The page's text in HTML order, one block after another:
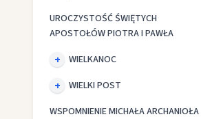
UROCZYSTOŚĆ ŚWIĘTYCH
APOSTOŁÓW PIOTRA I PAWŁA
WIELKANOC
WIELKI POST
WSPOMNIENIE MICHAŁA ARCHANIOŁA